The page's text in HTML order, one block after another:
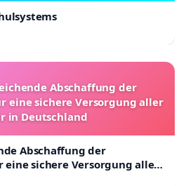
Abschaffung der
eine sichere Versorgung aller
in Deutschland
Abschaffung der
eine sichere Versorgung aller